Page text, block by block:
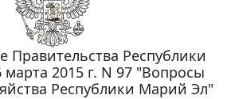
Правительства Республики
2015 г. N 97 "Вопросы
Республики Марий Эл"